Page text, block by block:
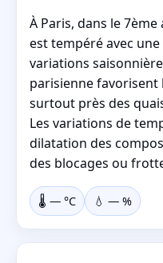
À Paris, dans le
est tempéré avec
variations
parisienne
surtout près des
Les variations de
dilatation des
des blocages ou
🌡️ — °C 💧 — %